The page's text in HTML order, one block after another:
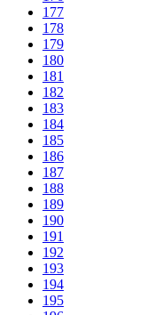
177
178
179
180
181
182
183
184
185
186
187
188
189
190
191
192
193
194
195